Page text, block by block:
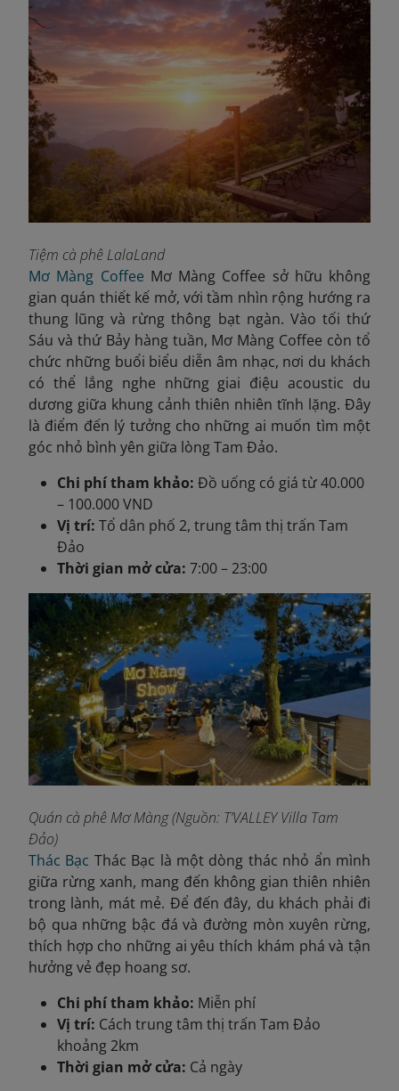
Tiệm cà phê LalaLand
Mơ Màng Coffee Mơ Màng Coffee sở hữu không
gian quán thiết kế mở, với tầm nhìn rộng hướng ra
thung lũng và rừng thông bạt ngàn. Vào tối thứ
Sáu và thứ Bảy hàng tuần, Mơ Màng Coffee còn tổ
chức những buổi biểu diễn âm nhạc, nơi du khách
có thể lắng nghe những giai điệu acoustic du
dương giữa khung cảnh thiên nhiên tĩnh lặng. Đây
là điểm đến lý tưởng cho những ai muốn tìm một
góc nhỏ bình yên giữa lòng Tam Đảo.
Chi phí tham khảo: Đồ uống có giá từ 40.000
– 100.000 VND
Vị trí: Tổ dân phố 2, trung tâm thị trấn Tam
Đảo
Thời gian mở cửa: 7:00 – 23:00
Quán cà phê Mơ Màng (Nguồn: T’VALLEY Villa Tam
Đảo)
Thác Bạc Thác Bạc là một dòng thác nhỏ ẩn mình
giữa rừng xanh, mang đến không gian thiên nhiên
trong lành, mát mẻ. Để đến đây, du khách phải đi
bộ qua những bậc đá và đường mòn xuyên rừng,
thích hợp cho những ai yêu thích khám phá và tận
hưởng vẻ đẹp hoang sơ.
Chi phí tham khảo: Miễn phí
Vị trí: Cách trung tâm thị trấn Tam Đảo
khoảng 2km
Thời gian mở cửa: Cả ngày